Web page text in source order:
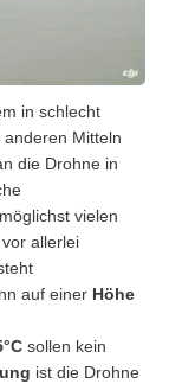
in schlecht
Mitteln
die Drohne in
vielen
allerlei
auf einer Höhe
sollen kein
ist die Drohne